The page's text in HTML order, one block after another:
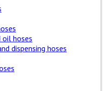
oil hoses
dispensing hoses